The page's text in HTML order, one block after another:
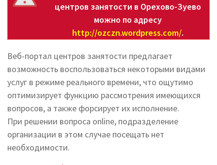
центров занятости в Орехово-Зуево
можно по адресу
http://ozczn.wordpress.com/.
Веб-портал центров занятости предлагает
возможность воспользоваться некоторыми видами
услуг в режиме реального времени, что ощутимо
оптимизирует функцию рассмотрения имеющихся
вопросов, а также форсирует их исполнение.
При решении вопроса online, подразделение
организации в этом случае посещать нет
необходимости.